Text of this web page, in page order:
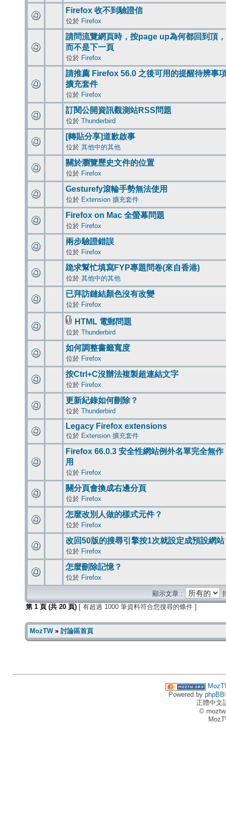
Firefox 收不到驗證信
位於 Firefox
請問流覽網頁時，按page up為何都回到頂，
而不是下一頁
位於 Firefox
請推薦 Firefox 56.0 之後可用的提醒待辨事
擴充套件
位於 Firefox
訂閱公開資訊觀測站RSS問題
位於 Thunderbird
[轉貼分享]道歉啟事
位於 其他中的其他
關於瀏覽歷史文件的位置
位於 Firefox
Gesturefy滾輪手勢無法使用
位於 Extension 擴充套件
Firefox on Mac 全螢幕問題
位於 Firefox
兩步驗證錯誤
位於 Firefox
跪求幫忙填寫FYP專題問卷(來自香港)
位於 其他中的其他
已拜訪鏈結顏色沒有改變
位於 Firefox
HTML 電郵問題
位於 Thunderbird
如何調整書籤寬度
位於 Firefox
按Ctrl+C沒辦法複製超連結文字
位於 Firefox
更新紀錄如何刪除？
位於 Thunderbird
Legacy Firefox extensions
位於 Extension 擴充套件
Firefox 66.0.3 安全性網站例外名單完全無作
用
位於 Firefox
關分頁會換成右邊分頁
位於 Firefox
怎麼改別人做的樣式元件？
位於 Firefox
改回50版的搜尋引擎按1次就設定成預設網站
位於 Firefox
怎麼刪除記憶？
位於 Firefox
顯示文章 :
第 1 頁 (共 20 頁) [ 有超過 1000 筆資料符合您搜尋的條件 ]
MozTW» 討論區首頁
Powered by phpBB
正體中文
©